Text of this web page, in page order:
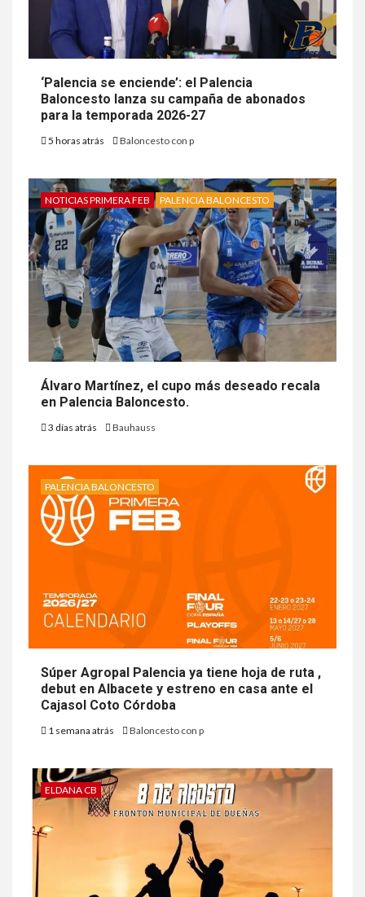
‘Palencia se enciende’: el Palencia
Baloncesto lanza su campaña de abonados
para la temporada 2026-27
5 horas atrás Baloncesto con p
NOTICIAS PRIMERA FEB PALENCIA BALONCESTO
Álvaro Martínez, el cupo más deseado recala
en Palencia Baloncesto.
3 días atrás Bauhauss
PALENCIA BALONCESTO
Súper Agropal Palencia ya tiene hoja de ruta ,
debut en Albacete y estreno en casa ante el
Cajasol Coto Córdoba
1 semana atrás Baloncesto con p
ELDANA CB